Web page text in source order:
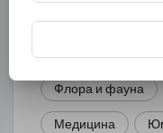
Спорт
Флора и фауна
Медицина